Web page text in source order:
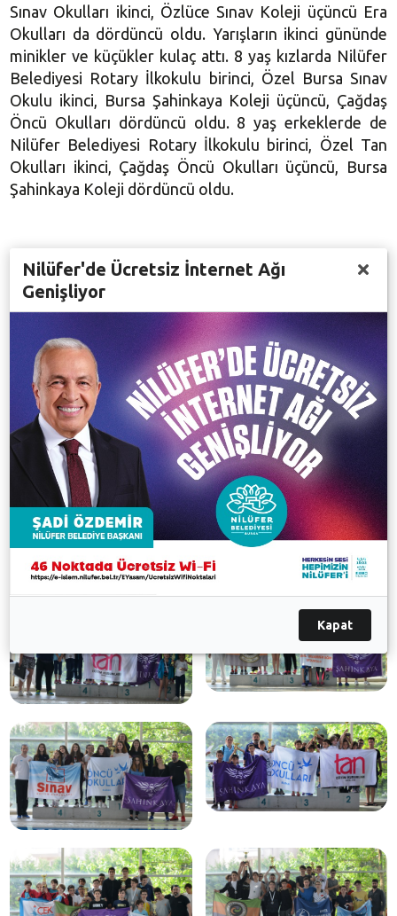
Sınav Okulları ikinci, Özlüce Sınav Koleji üçüncü Era
Okulları da dördüncü oldu. Yarışların ikinci gününde
minikler ve küçükler kulaç attı. 8 yaş kızlarda Nilüfer
Belediyesi Rotary İlkokulu birinci, Özel Bursa Sınav
Okulu ikinci, Bursa Şahinkaya Koleji üçüncü, Çağdaş
Öncü Okulları dördüncü oldu. 8 yaş erkeklerde de
Nilüfer Belediyesi Rotary İlkokulu birinci, Özel Tan
Okulları ikinci, Çağdaş Öncü Okulları üçüncü, Bursa
Şahinkaya Koleji dördüncü oldu.
11-12 yaş kızlar kategorisinde Meral Muammer Ağım
Ortaokulu birincilik kupasını kaldırırken, Bursa
Şahinkaya Koleji ikinci, Yönder Okulları üçüncü, Era
okulları dördüncü oldu. Şenlik havasında geçen
müsabakalarda 11-12 yaş erkekler kategorisi birincisi
Özel Tan Okulları olurken, ikinci Bursa Şahinkaya
Koleji, üçüncü Özlüce Sınav Koleji, dördüncü Çakır
Eğitim Kurumları oldu.
Dereceye giren öğrenciler kupa ve madalyalarını
törenle aldı.
Galeri
Nilüfer'de Ücretsiz İnternet Ağı
Genişliyor
Kapat